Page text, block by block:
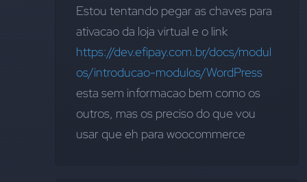
Estou tentando pegar as chaves para
https://dev.efipay.com.br/docs/modul
os/introducao-modulos/WordPress
esta sem informacao bem como os
outros, mas os preciso do que vou
usar que eh para woocommerce